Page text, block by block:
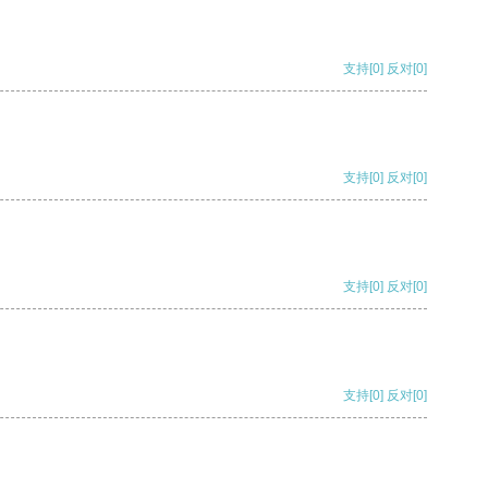
支持[0] 反对[0]
支持[0] 反对[0]
支持[0] 反对[0]
支持[0] 反对[0]